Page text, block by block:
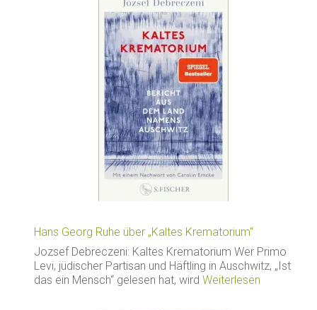
Hans Georg Ruhe über „Kaltes Krematorium“
Jozsef Debreczeni: Kaltes Krematorium Wer Primo
Levi, jüdischer Partisan und Häftling in Auschwitz, „Ist
das ein Mensch“ gelesen hat, wirdWeiterlesen